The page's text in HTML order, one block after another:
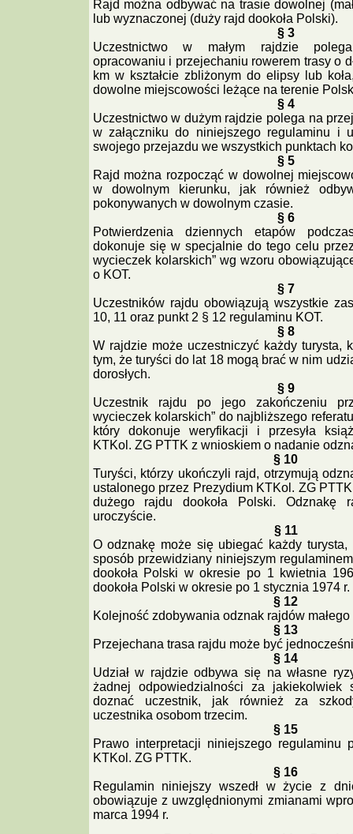
Rajd można odbywać na trasie dowolnej
lub wyznaczonej (duży rajd dookoła Polski).
§ 3
Uczestnictwo w małym rajdzie
opracowaniu i przejechaniu rowerem trasy o
km w kształcie zbliżonym do elipsy lub
dowolne miejscowości leżące na terenie
§ 4
Uczestnictwo w dużym rajdzie polega na
w załączniku do niniejszego regulaminu i
swojego przejazdu we wszystkich punktach
§ 5
Rajd można rozpocząć w dowolnej
w dowolnym kierunku, jak również
pokonywanych w dowolnym czasie.
§ 6
Potwierdzenia dziennych etapów
dokonuje się w specjalnie do tego celu
wycieczek kolarskich” wg wzoru
o KOT.
§ 7
Uczestników rajdu obowiązują wszystkie
10, 11 oraz punkt 2 § 12 regulaminu KOT.
§ 8
W rajdzie może uczestniczyć każdy turysta,
tym, że turyści do lat 18 mogą brać w nim
dorosłych.
§ 9
Uczestnik rajdu po jego zakończeniu
wycieczek kolarskich” do najbliższego
który dokonuje weryfikacji i przesyła
KTKol. ZG PTTK z wnioskiem o nadanie
§ 10
Turyści, którzy ukończyli rajd, otrzymują
ustalonego przez Prezydium KTKol. ZG
dużego rajdu dookoła Polski. Odznakę
uroczyście.
§ 11
O odznakę może się ubiegać każdy turysta,
sposób przewidziany niniejszym
dookoła Polski w okresie po 1 kwietnia
dookoła Polski w okresie po 1 stycznia 1974 r.
§ 12
Kolejność zdobywania odznak rajdów
§ 13
Przejechana trasa rajdu może być
§ 14
Udział w rajdzie odbywa się na własne
żadnej odpowiedzialności za jakiekolwiek
doznać uczestnik, jak również za
uczestnika osobom trzecim.
§ 15
Prawo interpretacji niniejszego regulaminu
KTKol. ZG PTTK.
§ 16
Regulamin niniejszy wszedł w życie z
obowiązuje z uwzględnionymi zmianami
marca 1994 r.